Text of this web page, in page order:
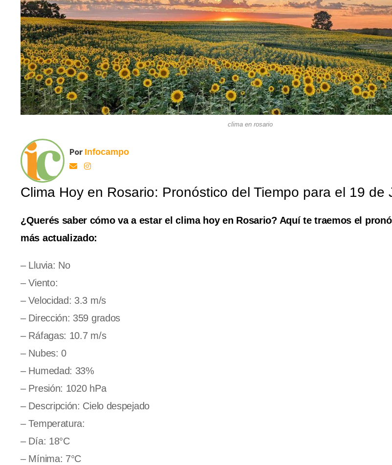
clima en rosario
Por Infocampo
Clima Hoy en Rosario: Pronóstico del Tiempo para el 19 de
¿Querés saber cómo va a estar el clima hoy en Rosario? Aquí te traemos el
más actualizado:
– Lluvia: No
– Viento:
– Velocidad: 3.3 m/s
– Dirección: 359 grados
– Ráfagas: 10.7 m/s
– Nubes: 0
– Humedad: 33%
– Presión: 1020 hPa
– Descripción: Cielo despejado
– Temperatura:
– Día: 18°C
– Mínima: 7°C